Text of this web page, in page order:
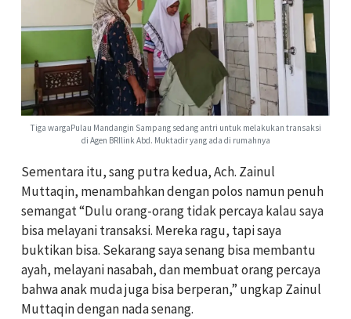
Tiga wargaPulau Mandangin Sampang sedang antri untuk melakukan transaksi
di Agen BRIlink Abd. Muktadir yang ada di rumahnya
Sementara itu, sang putra kedua, Ach. Zainul
Muttaqin, menambahkan dengan polos namun penuh
semangat “Dulu orang-orang tidak percaya kalau saya
bisa melayani transaksi. Mereka ragu, tapi saya
buktikan bisa. Sekarang saya senang bisa membantu
ayah, melayani nasabah, dan membuat orang percaya
bahwa anak muda juga bisa berperan,” ungkap Zainul
Muttaqin dengan nada senang.